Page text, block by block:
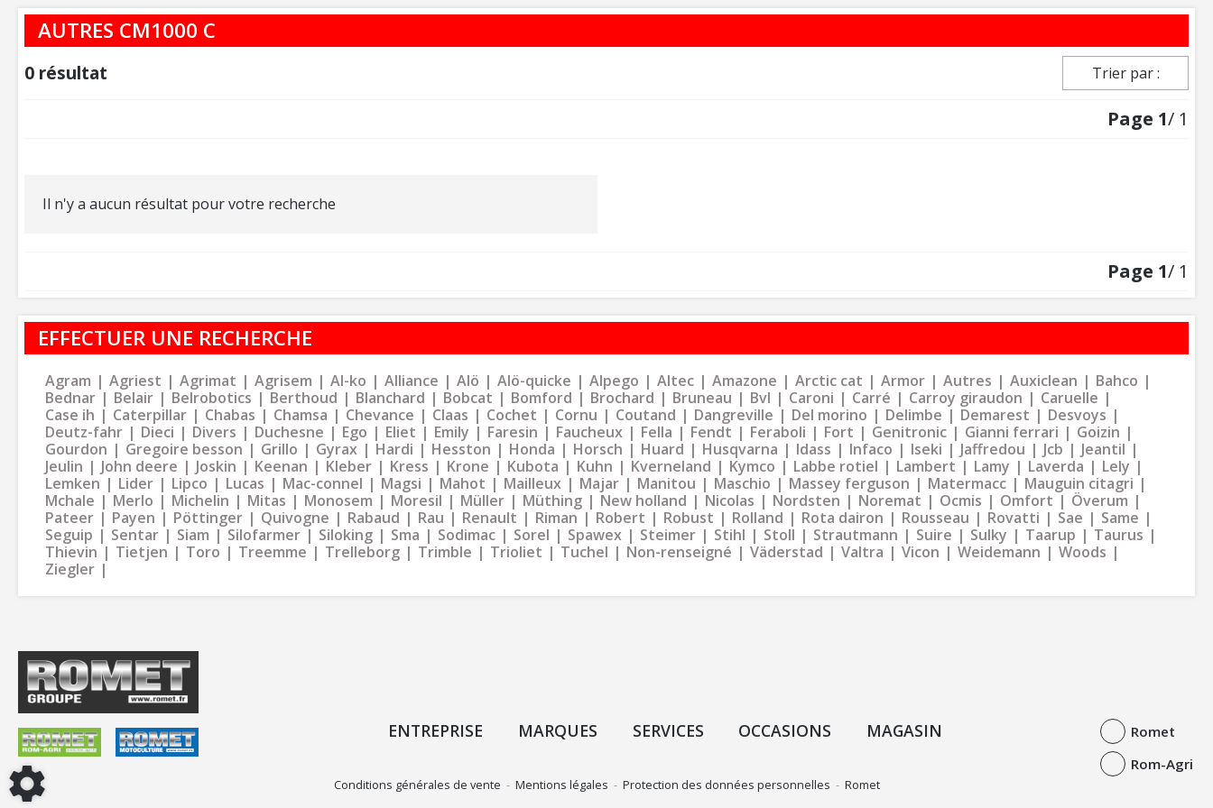
AUTRES CM1000 C
0 résultat Trier par :
Page 1/ 1
Il n'y a aucun résultat pour votre recherche
Page 1/ 1
EFFECTUER UNE RECHERCHE
Agram Agriest Agrimat Agrisem Al-ko Alliance Alö Alö-quicke Alpego Altec Amazone Arctic cat Armor Autres Auxiclean
Bahco
Bednar
Belair Belrobotics Berthoud Blanchard Bobcat Bomford Brochard Bruneau Bvl Caroni Carré Carroy giraudon
Caruelle
Case ih
Caterpillar Chabas Chamsa Chevance Claas Cochet Cornu Coutand Dangreville Del morino Delimbe Demarest
Desvoys
Deutz-fahr
Dieci Divers Duchesne Ego Eliet Emily Faresin Faucheux Fella Fendt Feraboli Fort Genitronic Gianni ferrari
Goizin
Gourdon
Gregoire besson Grillo Gyrax Hardi Hesston Honda Horsch Huard Husqvarna Idass Infaco Iseki Jaffredou Jcb
Jeantil
Jeulin
John deere Joskin Keenan Kleber Kress Krone Kubota Kuhn Kverneland Kymco Labbe rotiel Lambert Lamy Laverda
Lely
Lemken
Lider Lipco Lucas Mac-connel Magsi Mahot Mailleux Majar Manitou Maschio Massey ferguson Matermacc
Mauguin citagri
Mchale
Merlo Michelin Mitas Monosem Moresil Müller Müthing New holland Nicolas Nordsten Noremat Ocmis Omfort
Överum
Pateer
Payen Pöttinger Quivogne Rabaud Rau Renault Riman Robert Robust Rolland Rota dairon Rousseau Rovatti Sae
Same
Seguip
Sentar Siam Silofarmer Siloking Sma Sodimac Sorel Spawex Steimer Stihl Stoll Strautmann Suire Sulky Taarup
Taurus
Thievin
Tietjen Toro Treemme Trelleborg Trimble Trioliet Tuchel Non-renseigné Väderstad Valtra Vicon Weidemann
Woods
Ziegler
ENTREPRISE MARQUES SERVICES OCCASIONS MAGASIN
Romet
Rom-Agri
Conditions générales de vente - Mentions légales - Protection des données personnelles - Romet